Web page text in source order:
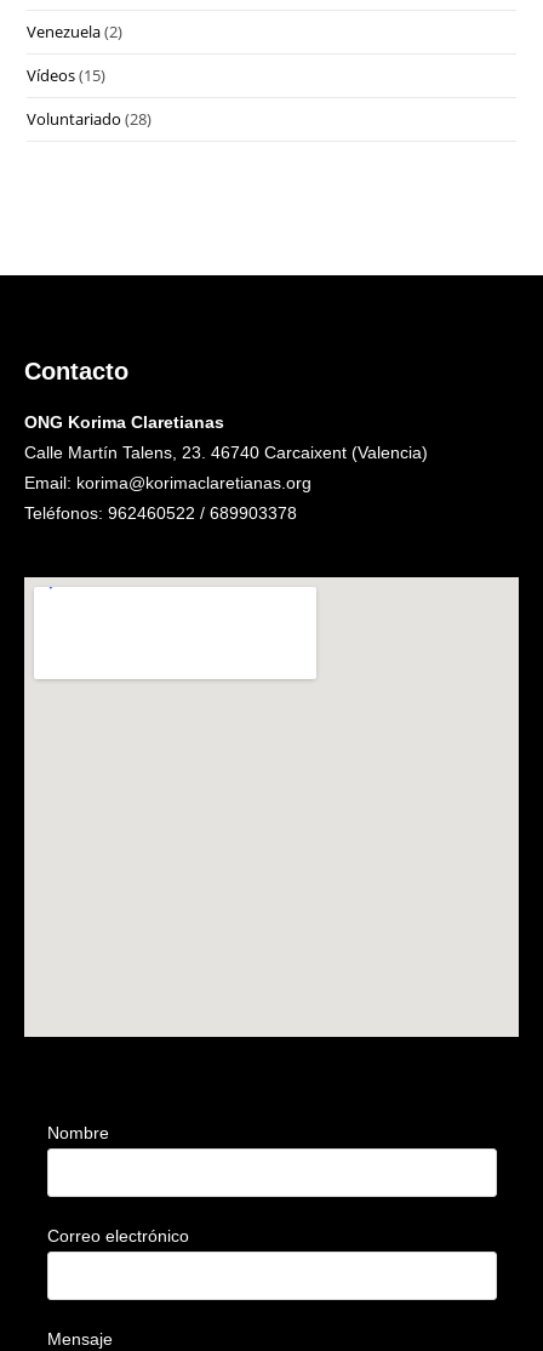
Venezuela(2)
Vídeos(15)
Voluntariado (28)
Contacto
ONG Korima Claretianas
Calle Martín Talens, 23. 46740 Carcaixent (Valencia)
Email: korima@korimaclaretianas.org
Teléfonos: 962460522 / 689903378
Nombre
Correo electrónico
Mensaje